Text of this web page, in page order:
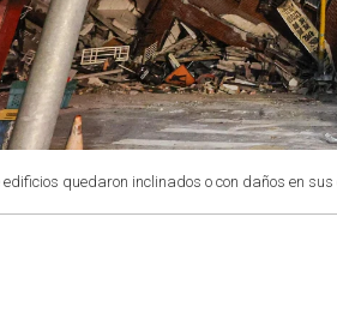
edificios quedaron inclinados o con daños en